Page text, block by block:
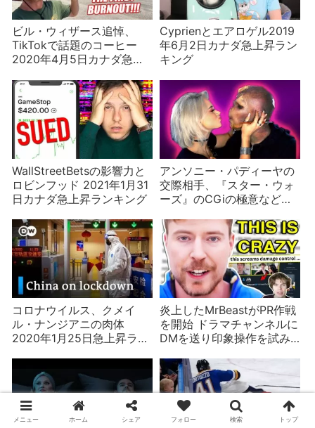
ビル・ウィザース追悼、
TikTokで話題のコーヒー
2020年4月5日カナダ急上
Cyprienとエアロゲル2019
年6月2日カナダ急上昇ラン
キング
WallStreetBetsの影響力と
ロビンフッド 2021年1月31
日カナダ急上昇ランキング
アンソニー・パディーヤの
交際相手、『スター・ウォ
ーズ』のCGiの極意など
昇ランキング
コロナウイルス、クメイ
ル・ナンジアニの肉体
2020年1月25日急上昇ラン
炎上したMrBeastがPR作戦
を開始 ドラマチャンネルに
DMを送り印象操作を試み
産疑惑？
メニュー ホーム シェア フォロー 検索 トップ